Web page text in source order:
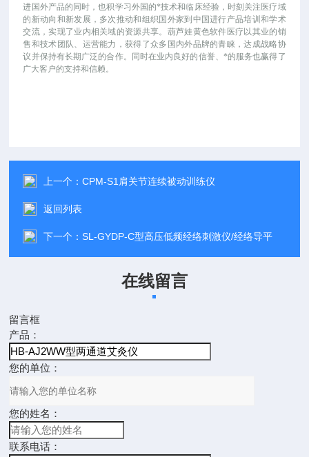
进国外产品的同时，也积学习外国的*技术和临床经验，时刻关注医疗域
的新动向和新发展，多次推动和组织国外家到中国进行产品培训和学术
交流，实现了业内相关域的资源共享。葫芦娃黄色软件医疗以其业的销
售和技术团队、运营能力，获得了众多国内外品牌的青睐，达成战略协
议并保持有长期广泛的合作。同时在业内良好的信誉、*的服务也赢得了
广大客户的支持和信赖。
上一个：CPM-S1肩关节连续被动训练仪
返回列表
下一个：SL-GYDP-C型高压低频经络刺激仪/经络导平
在线留言
留言框
产品：
您的单位：
您的姓名：
联系电话：